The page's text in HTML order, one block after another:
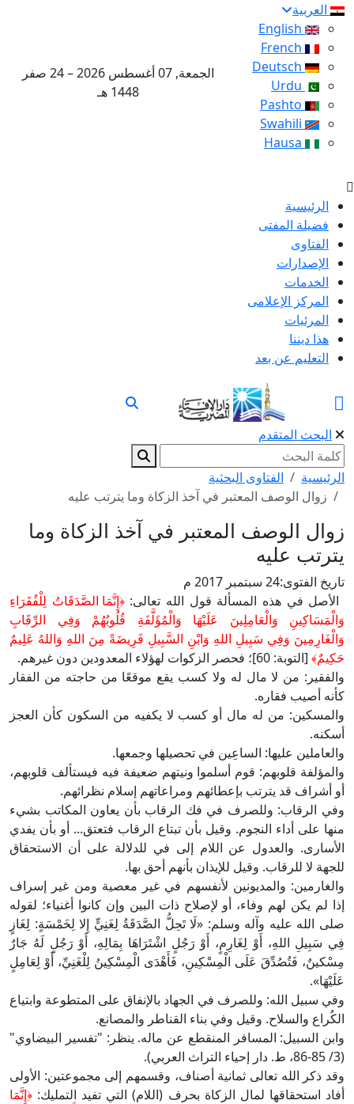
العربية
الجمعة, 07 أغسطس 2026 – 24 صفر
1448 هـ
الرئيسية
فضيلة المفتى
الفتاوى
الإصدارات
الخدمات
المركز الإعلامى
المرئيات
هذا ديننا
التعليم عن بعد
البحث المتقدم
الرئيسية
الفتاوى البحثية
زوال الوصف المعتبر في آخذ الزكاة وما يترتب عليه
زوال الوصف المعتبر في آخذ الزكاة وما
يترتب عليه
تاريخ الفتوى:24 سبتمبر 2017 م
الأصل في هذه المسألة قول الله تعالى:﴿إِنَّمَا الصَّدَقَاتُ لِلْفُقَرَاءِ
وَالْمَسَاكِينِ وَالْعَامِلِينَ عَلَيْهَا وَالْمُؤَلَّفَةِ قُلُوبُهُمْ وَفِي الرِّقَابِ
وَالْغَارِمِينَ وَفِي سَبِيلِ اللهِ وَابْنِ السَّبِيلِ فَرِيضَةً مِنَ اللهِ وَاللهُ عَلِيمٌ
حَكِيمٌ﴾ [التوبة: 60]؛ فحصر الزكوات لهؤلاء المعدودين دون غيرهم.
والفقير: من لا مال له ولا كسب يقع موقعًا من حاجته من الفقار
كأنه أصيب فقاره.
والمسكين: من له مال أو كسب لا يكفيه من السكون كأن العجز
أسكنه.
والعاملين عليها: الساعِين في تحصيلها وجمعها.
والمؤلفة قلوبهم: قوم أسلموا ونيتهم ضعيفة فيه فيستألف قلوبهم،
أو أشراف قد يترتب بإعطائهم ومراعاتهم إسلام نظرائهم.
وفي الرقاب: وللصرف في فك الرقاب بأن يعاون المكاتب بشيء
منها على أداء النجوم. وقيل بأن تبتاع الرقاب فتعتق... أو بأن يفدي
الأسارى. والعدول عن اللام إلى في للدلالة على أن الاستحقاق
للجهة لا للرقاب. وقيل للإيذان بأنهم أحق بها.
والغارمين: والمديونين لأنفسهم في غير معصية ومن غير إسراف
إذا لم يكن لهم وفاء، أو لإصلاح ذات البين وإن كانوا أغنياء؛ لقوله
صلى الله عليه وآله وسلم: «لَا تَحِلُّ الصَّدَقَةُ لِغَنِيٍّ إِلا لِخَمْسَةٍ: لِغَازٍ
فِي سَبِيلِ اللهِ، أَوْ لِغَارِمٍ، أَوْ رَجُلٍ اشْتَرَاهَا بِمَالِهِ، أَوْ رَجُلٍ لَهُ جَارٌ
مِسْكينٌ، فَتُصُدِّقَ عَلَى الْمِسْكِينِ، فَأَهْدَى الْمِسْكِينُ لِلْغَنِيِّ، أَوْ لِعَامِلٍ
عَلَيْهَا».
وفي سبيل الله: وللصرف في الجهاد بالإنفاق على المتطوعة وابتياع
الكُراع والسلاح. وقيل وفي بناء القناطر والمصانع.
وابن السبيل: المسافر المنقطع عن ماله. ينظر: "تفسير البيضاوي"
(3/ 85-86، ط. دار إحياء التراث العربي).
وقد ذكر الله تعالى ثمانية أصناف، وقسمهم إلى مجموعتين: الأولى
أفاد استحقاقها لمال الزكاة بحرف (اللام) التي تفيد التمليك: ﴿إِنَّمَا